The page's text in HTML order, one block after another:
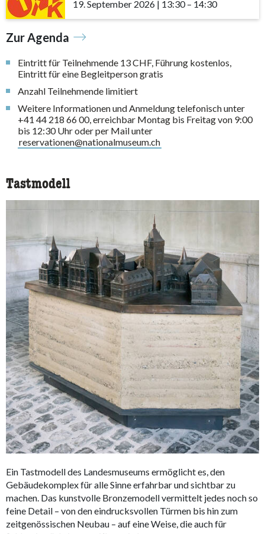
19. September 2026 | 13:30– 14:30
Zur Agenda
Eintritt für Teilnehmende 13 CHF, Führung kostenlos,
Eintritt für eine Begleitperson gratis
Anzahl Teilnehmende limitiert
Weitere Informationen und Anmeldung telefonisch unter
+41 44 218 66 00, erreichbar Montag bis Freitag von 9:00
bis 12:30 Uhr oder per Mail unter
reservationen@nationalmuseum.ch
Tastmodell
Ein Tastmodell des Landesmuseums ermöglicht es, den
Gebäudekomplex für alle Sinne erfahrbar und sichtbar zu
machen. Das kunstvolle Bronzemodell vermittelt jedes noch so
feine Detail – von den eindrucksvollen Türmen bis hin zum
zeitgenössischen Neubau – auf eine Weise, die auch für